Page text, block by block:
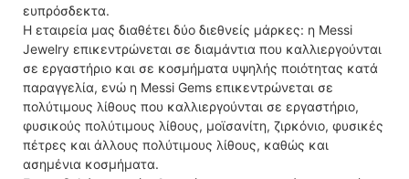
ευπρόσδεκτα.
Η εταιρεία μας διαθέτει δύο διεθνείς μάρκες: η Messi
Jewelry επικεντρώνεται σε διαμάντια που καλλιεργούνται
σε εργαστήριο και σε κοσμήματα υψηλής ποιότητας κατά
παραγγελία, ενώ η Messi Gems επικεντρώνεται σε
πολύτιμους λίθους που καλλιεργούνται σε εργαστήριο,
φυσικούς πολύτιμους λίθους, μοϊσανίτη, ζιρκόνιο, φυσικές
πέτρες και άλλους πολύτιμους λίθους, καθώς και
ασημένια κοσμήματα.